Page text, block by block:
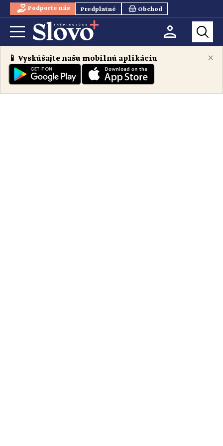
Podporte nás Predplatné Obchod
×
📱 Vyskúšajte našu mobilnú aplikáciu